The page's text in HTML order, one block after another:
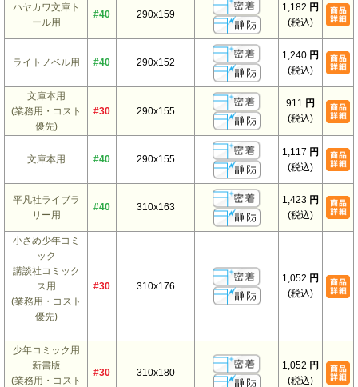
ハヤカワ文庫ト
ール用
#40 290x159
1,182 円
(税込)
ライトノベル用 #40 290x152
1,240 円
(税込)
文庫本用
(業務用・コスト
優先)
#30 290x155
911 円
(税込)
文庫本用 #40 290x155
1,117 円
(税込)
平凡社ライブラ
リー用
#40 310x163
1,423 円
(税込)
小さめ少年コミ
ック
講談社コミック
ス用
(業務用・コスト
優先)
#30 310x176
1,052 円
(税込)
少年コミック用
新書版
(業務用・コスト
#30 310x180
1,052 円
(税込)